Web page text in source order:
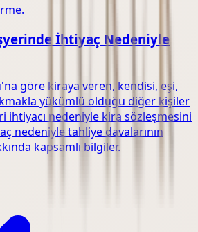
İhtiyaç Nedeniyle
göre kiraya veren, kendisi, eşi,
yükümlü olduğu diğer kişiler
ihtiyacı nedeniyle kira sözleşmesini
nedeniyle tahliye davalarının
kapsamlı bilgiler.